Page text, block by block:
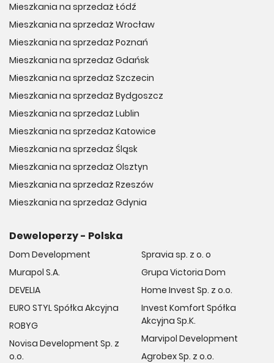
Mieszkania na sprzedaż Łódź
Mieszkania na sprzedaż Wrocław
Mieszkania na sprzedaż Poznań
Mieszkania na sprzedaż Gdańsk
Mieszkania na sprzedaż Szczecin
Mieszkania na sprzedaż Bydgoszcz
Mieszkania na sprzedaż Lublin
Mieszkania na sprzedaż Katowice
Mieszkania na sprzedaż Śląsk
Mieszkania na sprzedaż Olsztyn
Mieszkania na sprzedaż Rzeszów
Mieszkania na sprzedaż Gdynia
Deweloperzy - Polska
Dom Development
Murapol S.A.
DEVELIA
EURO STYL Spółka Akcyjna
ROBYG
Novisa Development Sp. z
o.o.
Spravia sp. z o. o
Grupa Victoria Dom
Home Invest Sp. z o.o.
Invest Komfort Spółka
Akcyjna Sp.K.
Marvipol Development
Agrobex Sp. z o.o.